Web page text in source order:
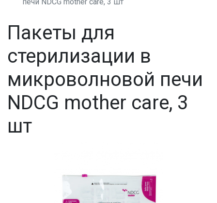
Пакеты для
стерилизации в
микроволновой печи
NDCG mother care, 3
шт